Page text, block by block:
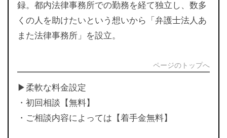
録。都内法律事務所での勤務を経て独立し、数多
くの人を助けたいという想いから「弁護士法人あ
また法律事務所」を設立。
ページのトップへ
▶︎柔軟な料金設定
・初回相談【無料】
・ご相談内容によっては【着手金無料】